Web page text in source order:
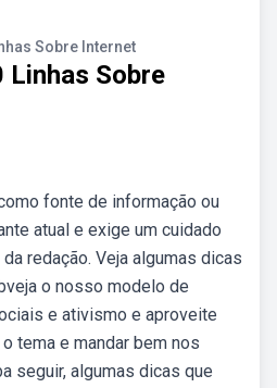
Sobre Internet
Linhas Sobre
fonte de informação ou
atual e exige um cuidado
redação. Veja algumas dicas
o nosso modelo de
e ativismo e aproveite
tema e mandar bem nos
seguir, algumas dicas que